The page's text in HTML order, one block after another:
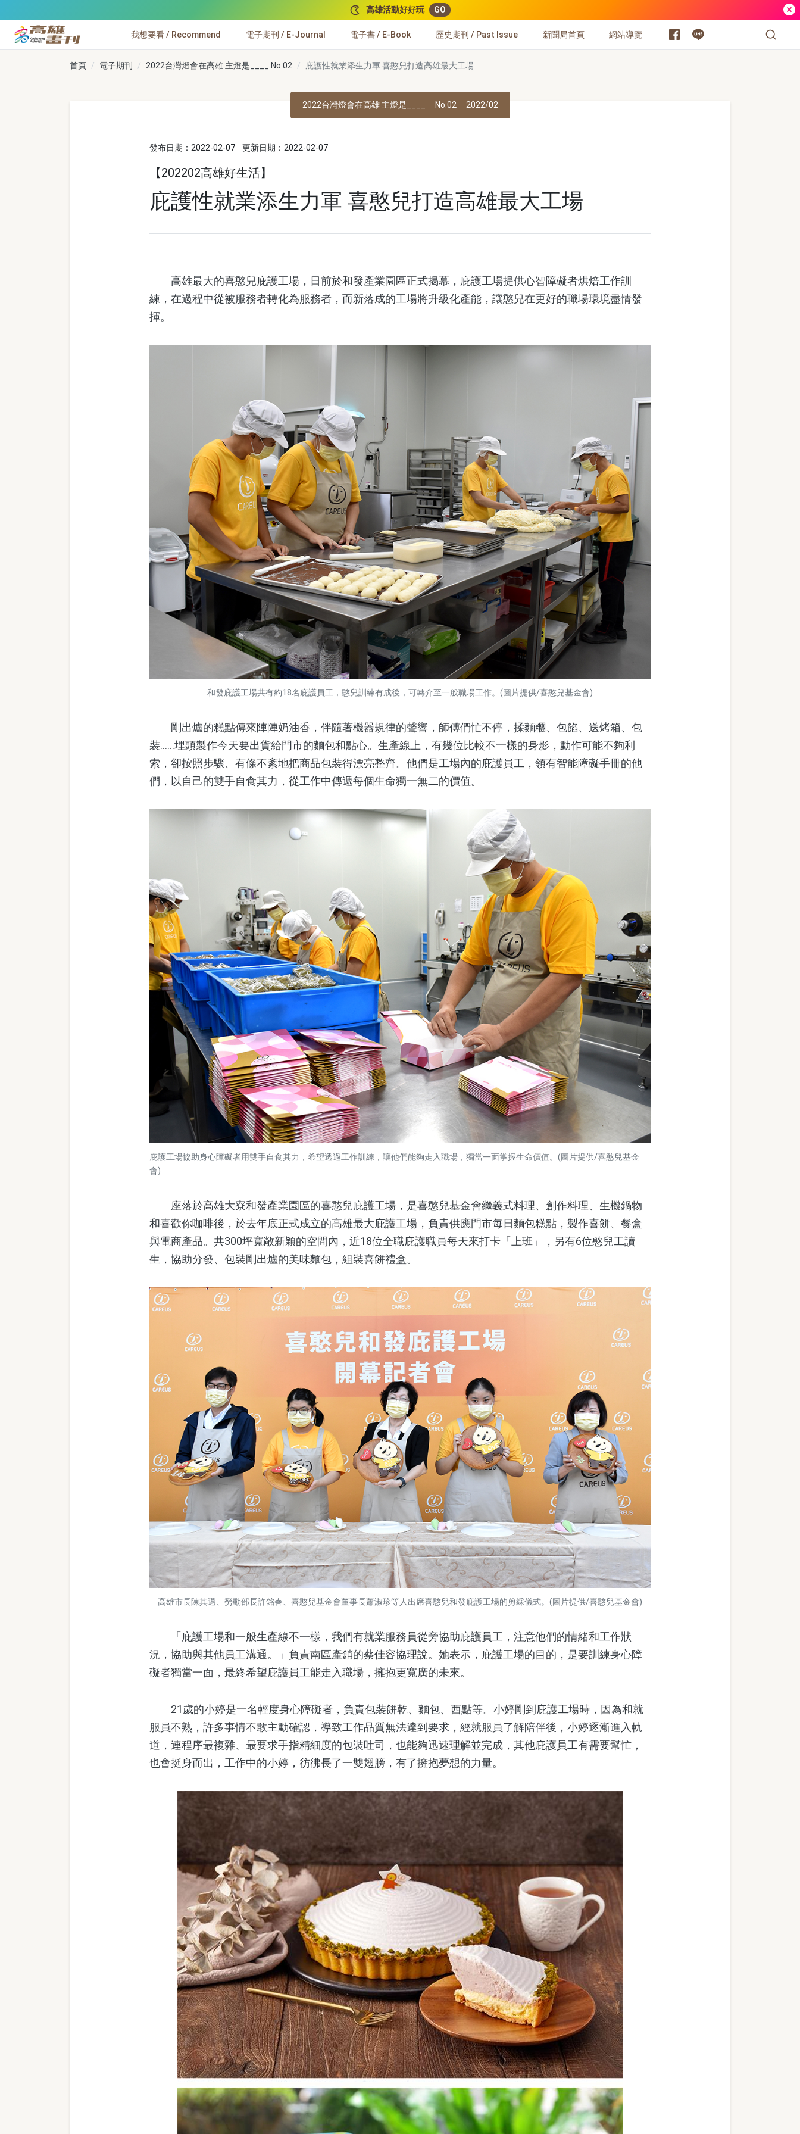
高雄活動好好玩 GO
高雄畫刊
我想要看 / Recommend 電子期刊 / E-Journal 電子書 / E-Book 歷史期刊 / Past Issue 新聞局首頁 網站導覽
首頁 電子期刊 2022台灣燈會在高雄 主燈是____ No.02 庇護性就業添生力軍 喜憨兒打造高雄最大工場
2022台灣燈會在高雄 主燈是____ No.02 2022/02
發布日期：2022-02-07 更新日期：2022-02-07
【202202高雄好生活】
庇護性就業添生力軍 喜憨兒打造高雄最大工場
高雄最大的喜憨兒庇護工場，日前於和發產業園區正式揭幕，庇護工場提供心智障礙者烘焙工作訓
練，在過程中從被服務者轉化為服務者，而新落成的工場將升級化產能，讓憨兒在更好的職場環境盡情發
揮。
和發庇護工場共有約18名庇護員工，憨兒訓練有成後，可轉介至一般職場工作。(圖片提供/喜憨兒基金會)
剛出爐的糕點傳來陣陣奶油香，伴隨著機器規律的聲響，師傅們忙不停，揉麵糰、包餡、送烤箱、包
裝……埋頭製作今天要出貨給門市的麵包和點心。生產線上，有幾位比較不一樣的身影，動作可能不夠利
索，卻按照步驟、有條不紊地把商品包裝得漂亮整齊。他們是工場內的庇護員工，領有智能障礙手冊的他
們，以自己的雙手自食其力，從工作中傳遞每個生命獨一無二的價值。
庇護工場協助身心障礙者用雙手自食其力，希望透過工作訓練，讓他們能夠走入職場，獨當一面掌握生命價值。(圖片提供/喜憨兒基金
會)
座落於高雄大寮和發產業園區的喜憨兒庇護工場，是喜憨兒基金會繼義式料理、創作料理、生機鍋物
和喜歡你咖啡後，於去年底正式成立的高雄最大庇護工場，負責供應門市每日麵包糕點，製作喜餅、餐盒
與電商產品。共300坪寬敞新穎的空間內，近18位全職庇護職員每天來打卡「上班」，另有6位憨兒工讀
生，協助分發、包裝剛出爐的美味麵包，組裝喜餅禮盒。
高雄市長陳其邁、勞動部長許銘春、喜憨兒基金會董事長蕭淑珍等人出席喜憨兒和發庇護工場的剪綵儀式。(圖片提供/喜憨兒基金會)
「庇護工場和一般生產線不一樣，我們有就業服務員從旁協助庇護員工，注意他們的情緒和工作狀
況，協助與其他員工溝通。」負責南區產銷的蔡佳容協理說。她表示，庇護工場的目的，是要訓練身心障
礙者獨當一面，最終希望庇護員工能走入職場，擁抱更寬廣的未來。
21歲的小婷是一名輕度身心障礙者，負責包裝餅乾、麵包、西點等。小婷剛到庇護工場時，因為和就
服員不熟，許多事情不敢主動確認，導致工作品質無法達到要求，經就服員了解陪伴後，小婷逐漸進入軌
道，連程序最複雜、最要求手指精細度的包裝吐司，也能夠迅速理解並完成，其他庇護員工有需要幫忙，
也會挺身而出，工作中的小婷，彷彿長了一雙翅膀，有了擁抱夢想的力量。